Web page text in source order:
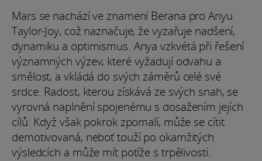
Mars se nachází ve znamení Berana pro Anyu
Taylor-Joy, což naznačuje, že vyzařuje nadšení,
dynamiku a optimismus. Anya vzkvétá při řešení
významných výzev, které vyžadují odvahu a
smělost, a vkládá do svých záměrů celé své
srdce. Radost, kterou získává ze svých snah, se
vyrovná naplnění spojenému s dosažením jejích
cílů. Když však pokrok zpomalí, může se cítit
demotivovaná, neboť touží po okamžitých
výsledcích a může mít potíže s trpělivostí.